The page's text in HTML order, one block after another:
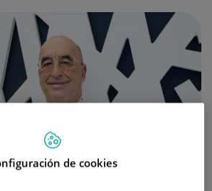
Ayala Dk.
Zentroa / Pribatua:
de cookies